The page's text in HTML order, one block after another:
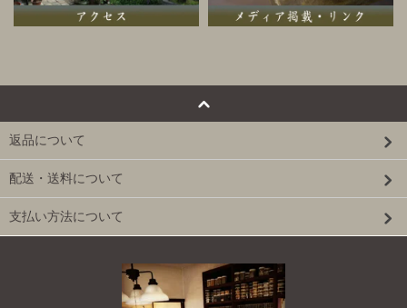
返品について
配送・送料について
支払い方法について